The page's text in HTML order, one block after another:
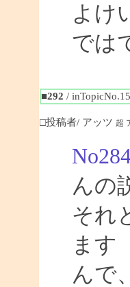
よけ
では
■292 /
□投稿者/ アッツ 超
んの
それ
ます
んで